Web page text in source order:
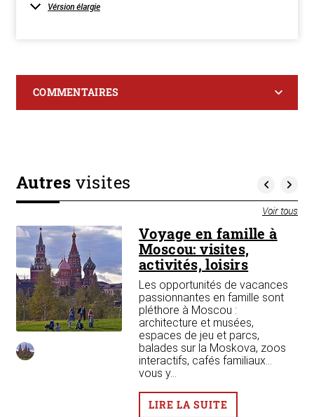
Vérsion élargie
COMMENTAIRES
Autresvisites
Voir tous
Voyage en famille à
Moscou: visites,
activités, loisirs
Les opportunités de vacances
passionnantes en famille sont
pléthore à Moscou :
architecture et musées,
espaces de jeu et parcs,
balades sur la Moskova, zoos
interactifs, cafés familiaux…
vous y...
LIRE LA SUITE